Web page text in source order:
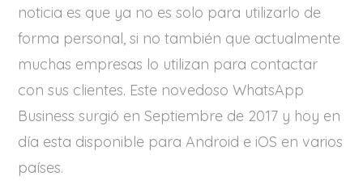
noticia es que ya no es solo para utilizarlo de
forma personal, si no también que actualmente
muchas empresas lo utilizan para contactar
con sus clientes. Este novedoso WhatsApp
Business surgió en Septiembre de 2017 y hoy en
día esta disponible para Android e iOS en varios
países.